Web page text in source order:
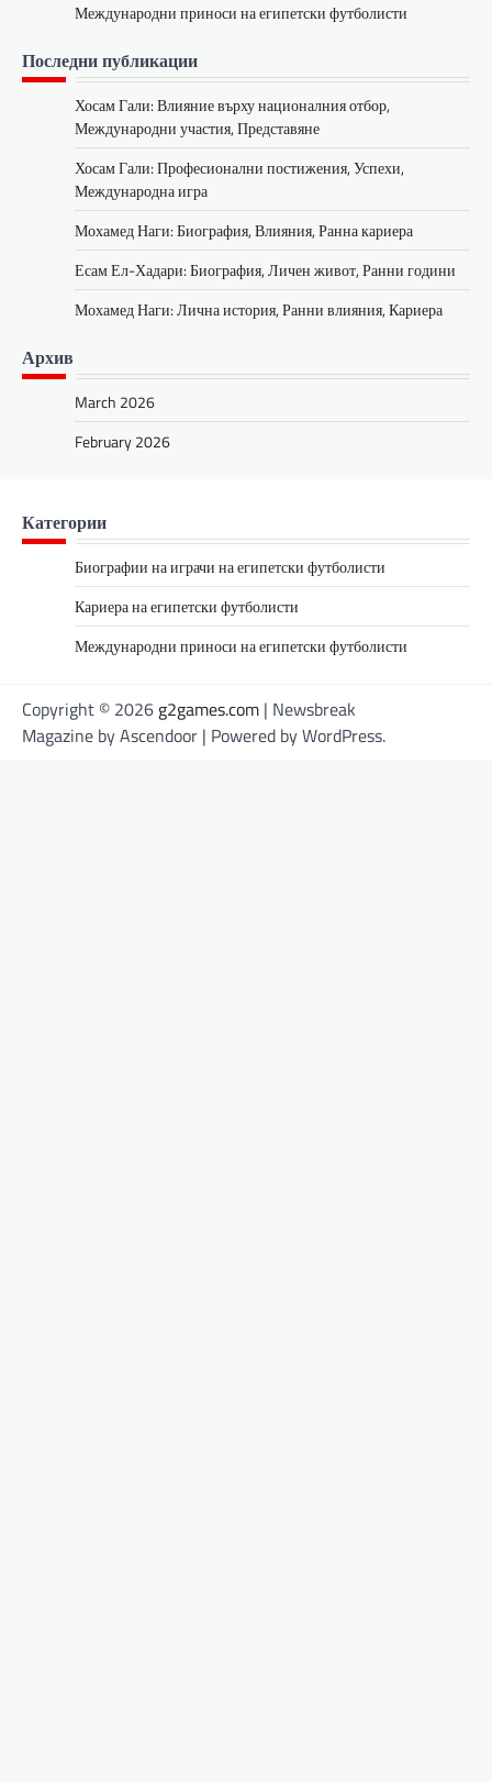
Международни приноси на египетски футболисти
Последни публикации
Хосам Гали: Влияние върху националния отбор,
Международни участия, Представяне
Хосам Гали: Професионални постижения, Успехи,
Международна игра
Мохамед Наги: Биография, Влияния, Ранна кариера
Есам Ел-Хадари: Биография, Личен живот, Ранни години
Мохамед Наги: Лична история, Ранни влияния, Кариера
Архив
March 2026
February 2026
Категории
Биографии на играчи на египетски футболисти
Кариера на египетски футболисти
Международни приноси на египетски футболисти
Copyright © 2026 g2games.com | Newsbreak
Magazine byAscendoor | Powered byWordPress.